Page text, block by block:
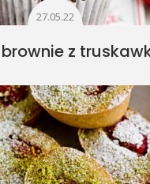
27.05.22
z